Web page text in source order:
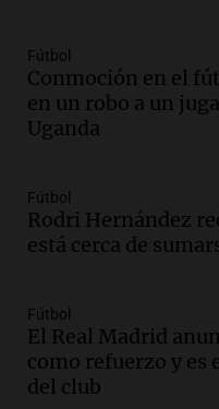
día del niño.
La Argentina
Episodios
bandera de la
La Argentina
Episodios
sus expectativas
Ahora país
Episodios
Fútbol
Conmoción en el
en un robo a un
Uganda
Fútbol
Rodri Hernández
está cerca de
Fútbol
El Real Madrid
como refuerzo y es
del club